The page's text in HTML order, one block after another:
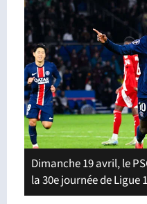
Dimanche 19 avril, le
la 30e journée de Ligue 1